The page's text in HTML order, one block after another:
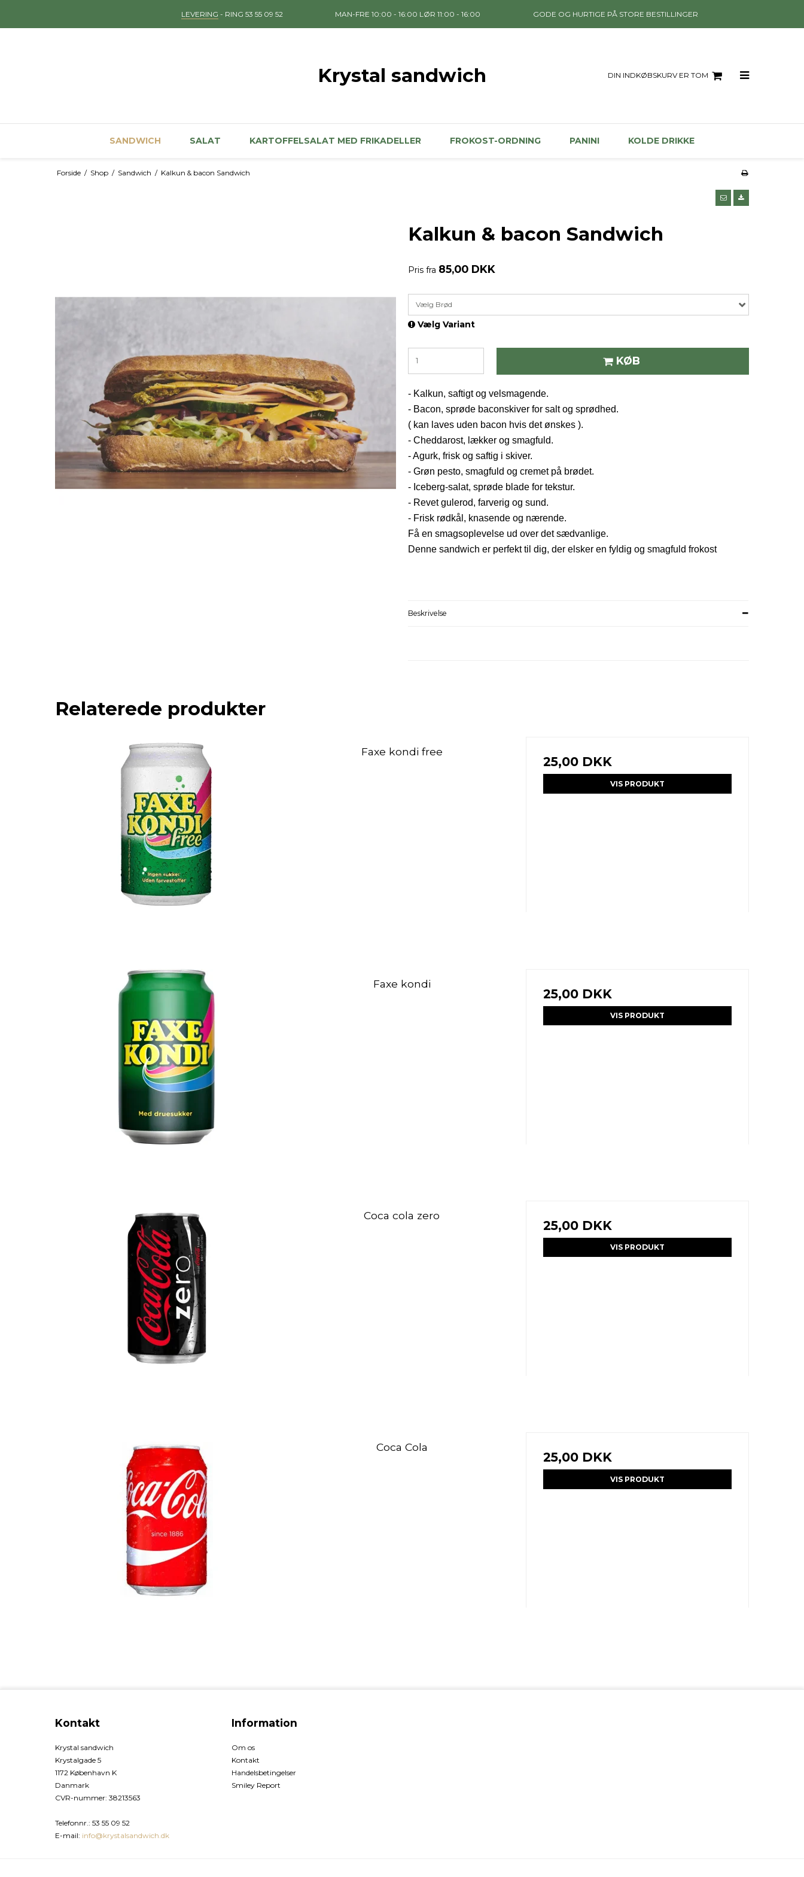
LEVERING - RING 53 55 09 52 MAN-FRE 10:00 - 16:00 LØR 11:00 - 16:00 GODE OG HURTIGE PÅ STORE BESTILLINGER
Krystal sandwich DIN INDKØBSKURV ER TOM
SANDWICH SALAT KARTOFFELSALAT MED FRIKADELLER FROKOST-ORDNING PANINI KOLDE DRIKKE
Forside / Shop / Sandwich / Kalkun & bacon Sandwich
Kalkun & bacon Sandwich
Pris fra 85,00 DKK
Vælg Brød
Vælg Variant
KØB
- Kalkun, saftigt og velsmagende.
- Bacon, sprøde baconskiver for salt og sprødhed.
( kan laves uden bacon hvis det ønskes ).
- Cheddarost, lækker og smagfuld.
- Agurk, frisk og saftig i skiver.
- Grøn pesto, smagfuld og cremet på brødet.
- Iceberg-salat, sprøde blade for tekstur.
- Revet gulerod, farverig og sund.
- Frisk rødkål, knasende og nærende.
Få en smagsoplevelse ud over det sædvanlige.
Denne sandwich er perfekt til dig, der elsker en fyldig og smagfuld frokost
Beskrivelse
Relaterede produkter
Faxe kondi free
25,00 DKK
VIS PRODUKT
Faxe kondi
25,00 DKK
VIS PRODUKT
Coca cola zero
25,00 DKK
VIS PRODUKT
Coca Cola
25,00 DKK
VIS PRODUKT
Kontakt
Krystal sandwich
Krystalgade 5
1172 København K
Danmark
CVR-nummer: 38213563
Telefonnr. : 53 55 09 52
E-mail: info@krystalsandwich.dk
Information
Om os
Kontakt
Handelsbetingelser
Smiley Report